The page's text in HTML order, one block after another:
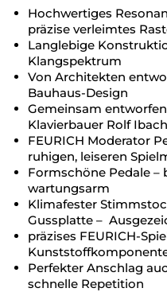
Hochwertiges
präzise verleimtes
Langlebige
Klangspektrum
Von Architekten
Bauhaus-Design
Gemeinsam
Klavierbauer Rolf Ibach
FEURICH Moderator
ruhigen, leiseren
Formschöne Pedale –
wartungsarm
Klimafester
Gussplatte –
präzises FEURICH-
Perfekter Anschlag
schnelle Repetition